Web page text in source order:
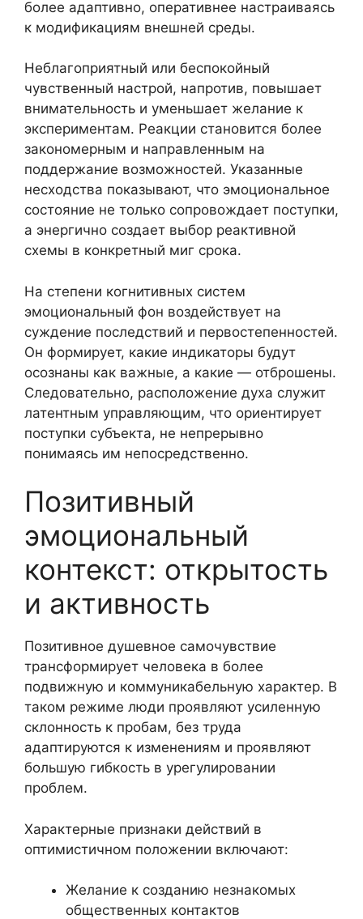
более адаптивно, оперативнее настраиваясь
к модификациям внешней среды.
Неблагоприятный или беспокойный
чувственный настрой, напротив, повышает
внимательность и уменьшает желание к
экспериментам. Реакции становится более
закономерным и направленным на
поддержание возможностей. Указанные
несходства показывают, что эмоциональное
состояние не только сопровождает поступки,
а энергично создает выбор реактивной
схемы в конкретный миг срока.
На степени когнитивных систем
эмоциональный фон воздействует на
суждение последствий и первостепенностей.
Он формирует, какие индикаторы будут
осознаны как важные, а какие — отброшены.
Следовательно, расположение духа служит
латентным управляющим, что ориентирует
поступки субъекта, не непрерывно
понимаясь им непосредственно.
Позитивный
эмоциональный
контекст: открытость
и активность
Позитивное душевное самочувствие
трансформирует человека в более
подвижную и коммуникабельную характер. В
таком режиме люди проявляют усиленную
склонность к пробам, без труда
адаптируются к изменениям и проявляют
большую гибкость в урегулировании
проблем.
Характерные признаки действий в
оптимистичном положении включают:
Желание к созданию незнакомых
общественных контактов